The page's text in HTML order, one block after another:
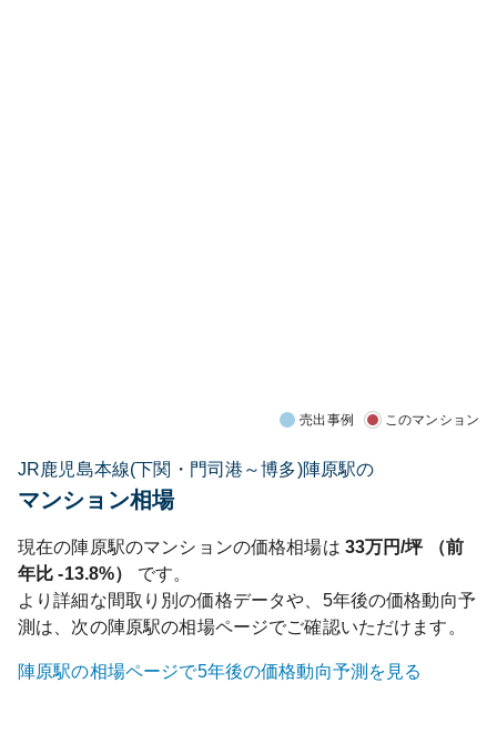
売出事例 このマンション
JR鹿児島本線(下関・門司港～博多)陣原駅の
マンション相場
現在の陣原駅のマンションの価格相場は 33万円/坪 （前
年比-13.8%）
です。
より詳細な間取り別の価格データや、5年後の価格動向予
測は、次の陣原駅の相場ページでご確認いただけます。
陣原駅の相場ページで5年後の価格動向予測を見る